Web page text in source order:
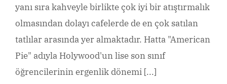
yanı sıra kahveyle birlikte çok iyi bir atıştırmalık
olmasından dolayı cafelerde de en çok satılan
tatlılar arasında yer almaktadır. Hatta "American
Pie" adıyla Holywood'un lise son sınıf
öğrencilerinin ergenlik dönemi [...]